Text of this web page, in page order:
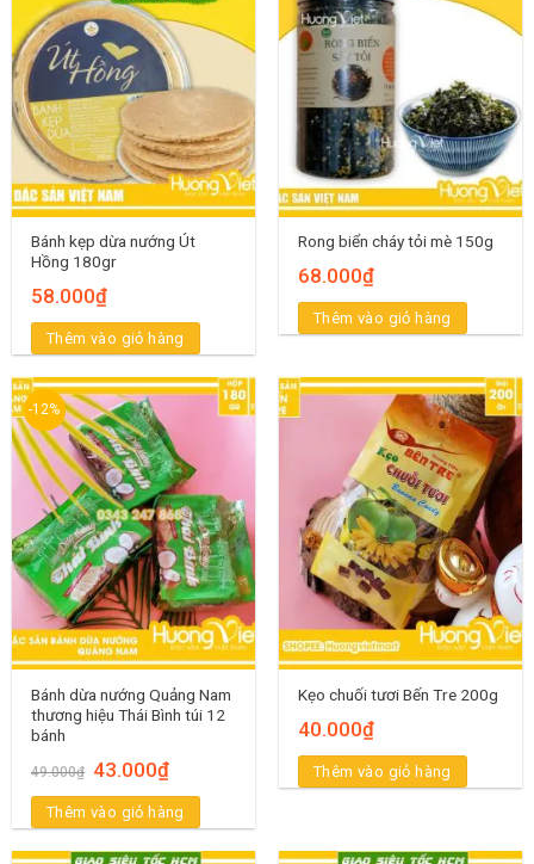
Bánh kẹp dừa nướng Út
Hồng 180gr
58.000₫
Thêm vào giỏ hàng
Rong biển cháy tỏi mè 150g
68.000₫
Thêm vào giỏ hàng
-12%
Bánh dừa nướng Quảng Nam
thương hiệu Thái Bình túi 12
bánh
49.000₫
Giá
gốc
là:
49.000₫.
43.000₫Giá
hiện
tại
là:
43.000₫.
Thêm vào giỏ hàng
Kẹo chuối tươi Bến Tre 200g
40.000₫
Thêm vào giỏ hàng